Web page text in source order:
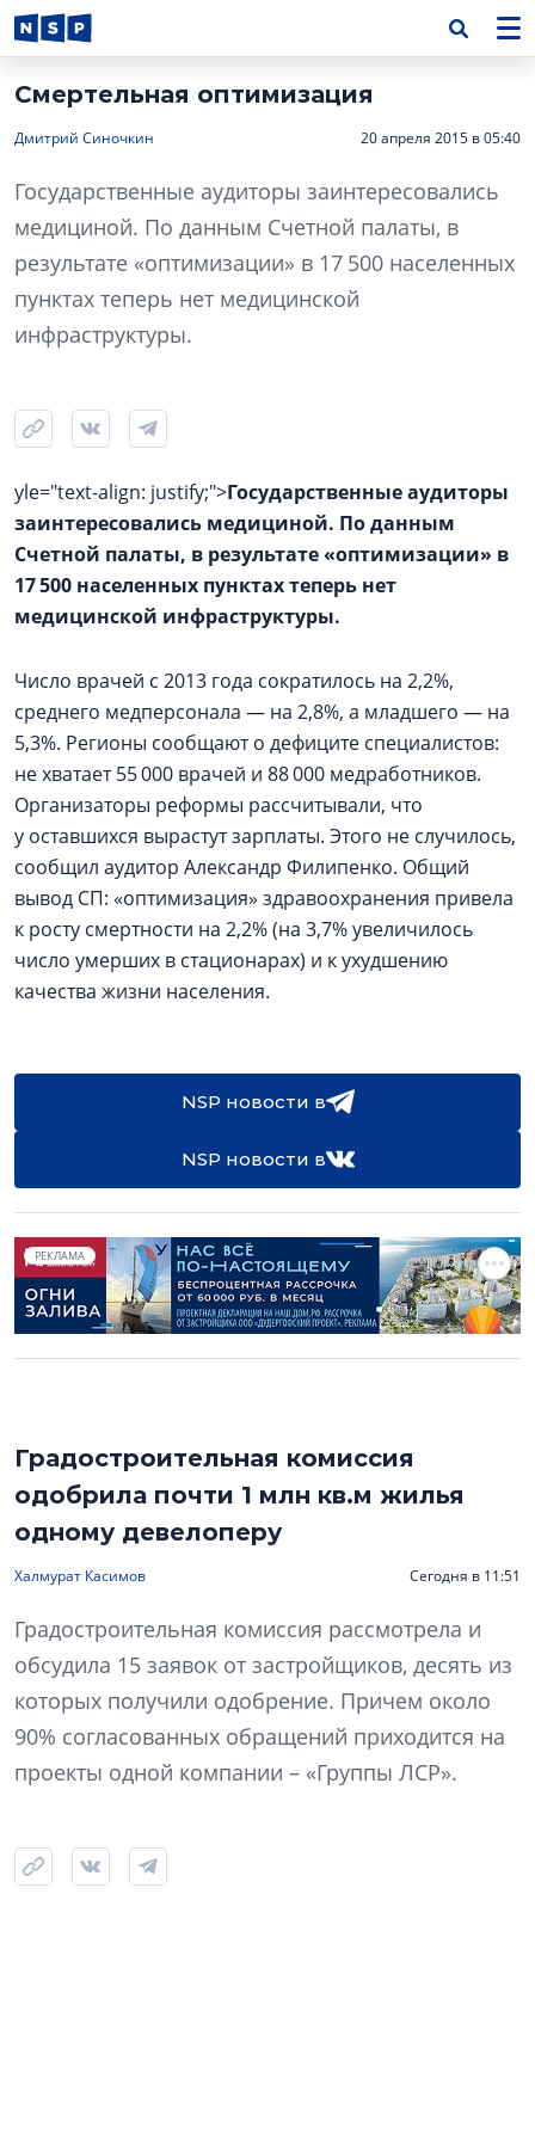
Смертельная оптимизация
Дмитрий Синочкин 20 апреля 2015 в 05:40
Государственные аудиторы заинтересовались
медициной. По данным Счетной палаты, в
результате «оптимизации» в 17 500 населенных
пунктах теперь нет медицинской
инфраструктуры.
yle="text-align: justify;">Государственные аудиторы
заинтересовались медициной. По данным
Счетной палаты, в результате «оптимизации» в
17 500 населенных пунктах теперь нет
медицинской инфраструктуры.
Число врачей с 2013 года сократилось на 2,2%,
среднего медперсонала — на 2,8%, а младшего — на
5,3%. Регионы сообщают о дефиците специалистов:
не хватает 55 000 врачей и 88 000 медработников.
Организаторы реформы рассчитывали, что
у оставшихся вырастут зарплаты. Этого не случилось,
сообщил аудитор Александр Филипенко. Общий
вывод СП: «оптимизация» здравоохранения привела
к росту смертности на 2,2% (на 3,7% увеличилось
число умерших в стационарах) и к ухудшению
качества жизни населения.
NSP новости в
NSP новости в
РЕКЛАМА
Градостроительная комиссия
одобрила почти 1 млн кв.м жилья
одному девелоперу
Халмурат Касимов Сегодня в 11:51
Градостроительная комиссия рассмотрела и
обсудила 15 заявок от застройщиков, десять из
которых получили одобрение. Причем около
90% согласованных обращений приходится на
проекты одной компании – «Группы ЛСР».